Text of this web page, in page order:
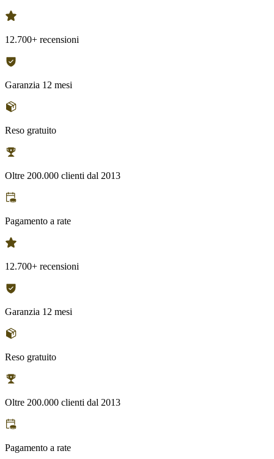
12.700+ recensioni
Garanzia 12 mesi
Reso gratuito
Oltre 200.000 clienti dal 2013
Pagamento a rate
12.700+ recensioni
Garanzia 12 mesi
Reso gratuito
Oltre 200.000 clienti dal 2013
Pagamento a rate